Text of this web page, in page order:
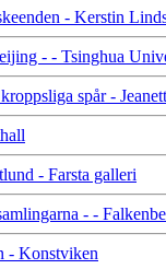
- Kerstin
- - Tsinghua
spår -
- Farsta galleri
- -
- Konstviken